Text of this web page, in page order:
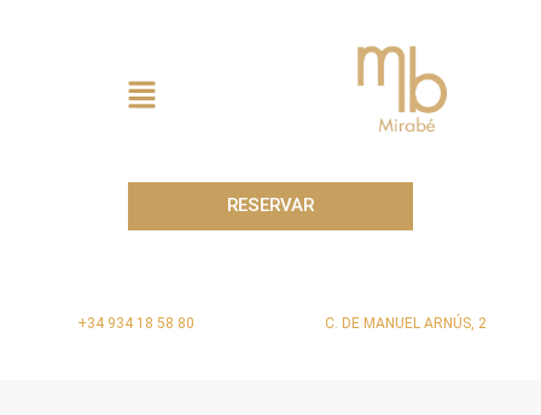
Menú
RESERVAR
+34 934 18 58 80 C. DE MANUEL ARNÚS, 2